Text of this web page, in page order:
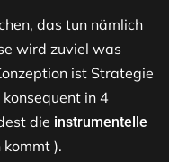
das tun nämlich
wird zuviel was
ist Strategie
in 4
die instrumentelle
).